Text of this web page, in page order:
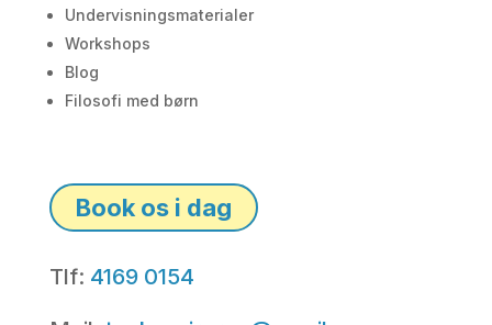
Undervisningsmaterialer
Workshops
Blog
Filosofi med børn
Book os i dag
Tlf: 4169 0154